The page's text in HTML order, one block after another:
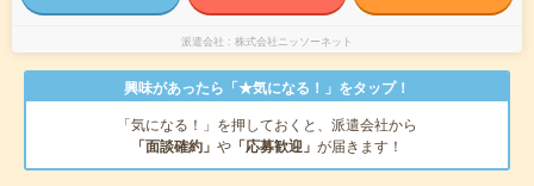
派遣会社 株式会社ニッソーネット
興味があったら「★気になる！」をタップ！
「気になる！」を押しておくと、派遣会社から
「面談確約」 や 「応募歓迎」 が届きます！